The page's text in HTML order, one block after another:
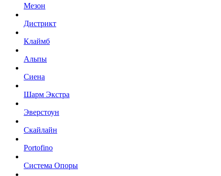
Мезон
Дистрикт
Клаймб
Альпы
Сиена
Шарм Экстра
Эверстоун
Скайлайн
Portofino
Система Опоры